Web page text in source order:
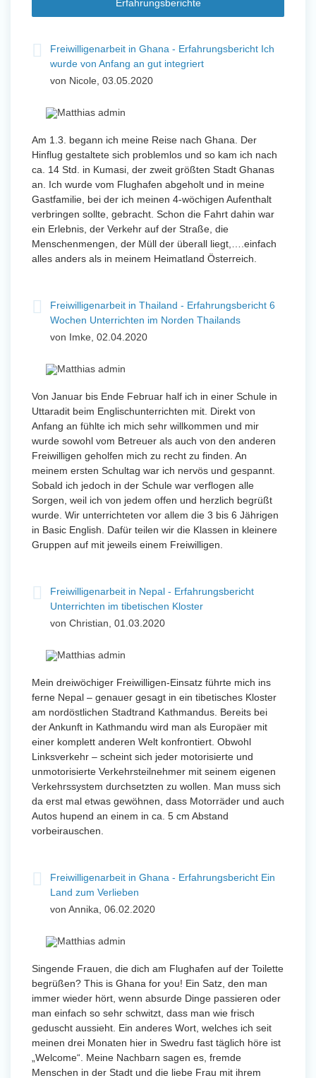
Erfahrungsberichte
Freiwilligenarbeit in Ghana - Erfahrungsbericht Ich
wurde von Anfang an gut integriert
von Nicole, 03.05.2020
Am 1.3. begann ich meine Reise nach Ghana. Der
Hinflug gestaltete sich problemlos und so kam ich nach
ca. 14 Std. in Kumasi, der zweit größten Stadt Ghanas
an. Ich wurde vom Flughafen abgeholt und in meine
Gastfamilie, bei der ich meinen 4-wöchigen Aufenthalt
verbringen sollte, gebracht. Schon die Fahrt dahin war
ein Erlebnis, der Verkehr auf der Straße, die
Menschenmengen, der Müll der überall liegt,….einfach
alles anders als in meinem Heimatland Österreich.
Freiwilligenarbeit in Thailand - Erfahrungsbericht 6
Wochen Unterrichten im Norden Thailands
von Imke, 02.04.2020
Von Januar bis Ende Februar half ich in einer Schule in
Uttaradit beim Englischunterrichten mit. Direkt von
Anfang an fühlte ich mich sehr willkommen und mir
wurde sowohl vom Betreuer als auch von den anderen
Freiwilligen geholfen mich zu recht zu finden. An
meinem ersten Schultag war ich nervös und gespannt.
Sobald ich jedoch in der Schule war verflogen alle
Sorgen, weil ich von jedem offen und herzlich begrüßt
wurde. Wir unterrichteten vor allem die 3 bis 6 Jährigen
in Basic English. Dafür teilen wir die Klassen in kleinere
Gruppen auf mit jeweils einem Freiwilligen.
Freiwilligenarbeit in Nepal - Erfahrungsbericht
Unterrichten im tibetischen Kloster
von Christian, 01.03.2020
Mein dreiwöchiger Freiwilligen-Einsatz führte mich ins
ferne Nepal – genauer gesagt in ein tibetisches Kloster
am nordöstlichen Stadtrand Kathmandus. Bereits bei
der Ankunft in Kathmandu wird man als Europäer mit
einer komplett anderen Welt konfrontiert. Obwohl
Linksverkehr – scheint sich jeder motorisierte und
unmotorisierte Verkehrsteilnehmer mit seinem eigenen
Verkehrssystem durchsetzten zu wollen. Man muss sich
da erst mal etwas gewöhnen, dass Motorräder und auch
Autos hupend an einem in ca. 5 cm Abstand
vorbeirauschen.
Freiwilligenarbeit in Ghana - Erfahrungsbericht Ein
Land zum Verlieben
von Annika, 06.02.2020
Singende Frauen, die dich am Flughafen auf der Toilette
begrüßen? This is Ghana for you! Ein Satz, den man
immer wieder hört, wenn absurde Dinge passieren oder
man einfach so sehr schwitzt, dass man wie frisch
geduscht aussieht. Ein anderes Wort, welches ich seit
meinen drei Monaten hier in Swedru fast täglich höre ist
„Welcome“. Meine Nachbarn sagen es, fremde
Menschen in der Stadt und die liebe Frau mit ihrem